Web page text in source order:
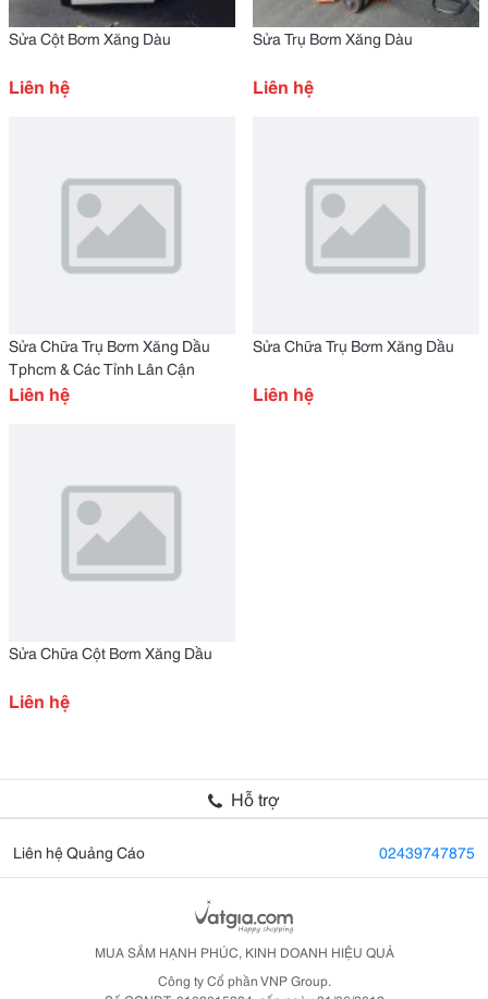
Sửa Cột Bơm Xăng Dàu
Liên hệ
Sửa Trụ Bơm Xăng Dàu
Liên hệ
Sửa Chữa Trụ Bơm Xăng Dầu
Tphcm & Các Tỉnh Lân Cận
Liên hệ
Sửa Chữa Trụ Bơm Xăng Dầu
Liên hệ
Sửa Chữa Cột Bơm Xăng Dầu
Liên hệ
Hỗ trợ
Liên hệ Quảng Cáo 02439747875
MUA SẮM HẠNH PHÚC, KINH DOANH HIỆU QUẢ
Công ty Cổ phần VNP Group.